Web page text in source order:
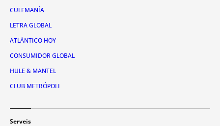
CULEMANÍA
LETRA GLOBAL
ATLÁNTICO HOY
CONSUMIDOR GLOBAL
HULE & MANTEL
CLUB METRÓPOLI
Serveis